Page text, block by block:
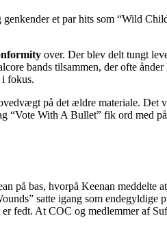
et par hits som “Wild
over. Der blev delt tungt
bands tilsammen, der ofte
i fokus.
på det ældre materiale. Det
“Vote With A Bullet” fik ord med
bas, hvorpå Keenan meddelte
satte igang som
fedt. At COC og medlemmer af